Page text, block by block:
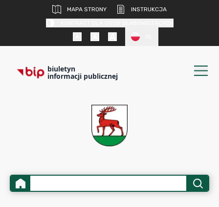
MAPA STRONY
INSTRUKCJA
biuletyn
informacji publicznej